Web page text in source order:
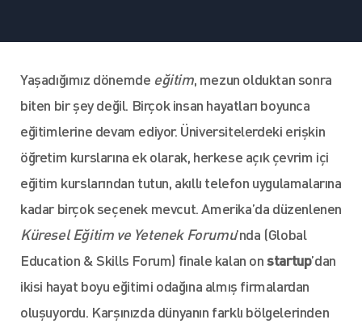
Yaşadığımız dönemde eğitim, mezun olduktan sonra
biten bir şey değil. Birçok insan hayatları boyunca
eğitimlerine devam ediyor. Üniversitelerdeki erişkin
öğretim kurslarına ek olarak, herkese açık çevrim içi
eğitim kurslarından tutun, akıllı telefon uygulamalarına
kadar birçok seçenek mevcut. Amerika’da düzenlenen
Küresel Eğitim ve Yetenek Forumu’nda (Global
Education & Skills Forum) finale kalan onstartup’dan
ikisi hayat boyu eğitimi odağına almış firmalardan
oluşuyordu. Karşınızda dünyanın farklı bölgelerinden